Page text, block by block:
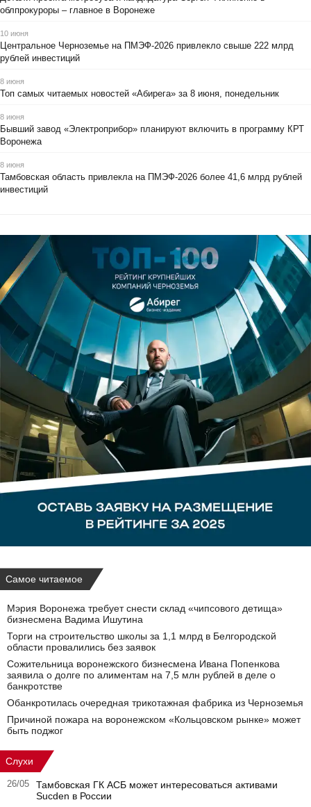
облпрокуроры – главное в Воронеже
10 июня
Центральное Черноземье на ПМЭФ-2026 привлекло свыше 222 млрд
рублей инвестиций
8 июня
Топ самых читаемых новостей «Абирега» за 8 июня, понедельник
8 июня
Бывший завод «Электроприбор» планируют включить в программу КРТ
Воронежа
8 июня
Тамбовская область привлекла на ПМЭФ-2026 более 41,6 млрд рублей
инвестиций
Самое читаемое
Мэрия Воронежа требует снести склад «чипсового детища»
бизнесмена Вадима Ишутина
Торги на строительство школы за 1,1 млрд в Белгородской
области провалились без заявок
Сожительница воронежского бизнесмена Ивана Попенкова
заявила о долге по алиментам на 7,5 млн рублей в деле о
банкротстве
Обанкротилась очередная трикотажная фабрика из Черноземья
Причиной пожара на воронежском «Кольцовском рынке» может
быть поджог
Слухи
26/05
Тамбовская ГК АСБ может интересоваться активами
Sucden в России